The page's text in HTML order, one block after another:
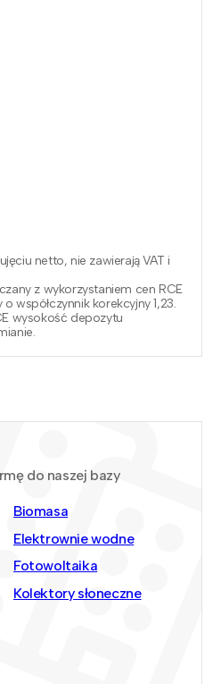
netto, nie zawierają VAT i
z wykorzystaniem cen RCE
współczynnik korekcyjny 1,23.
wysokość depozytu
do naszej bazy
Biomasa
Elektrownie wodne
Fotowoltaika
Kolektory słoneczne